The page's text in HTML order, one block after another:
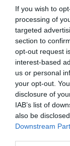
If you wish to
processing of
targeted
section to
opt-out request
interest-based
us or personal
your opt-out.
disclosure of
IAB’s list of
also be
Downstream
ΕΠΙΧΕΙΡΗΣΕΙΣ
Και ο
στους
10.10.2023